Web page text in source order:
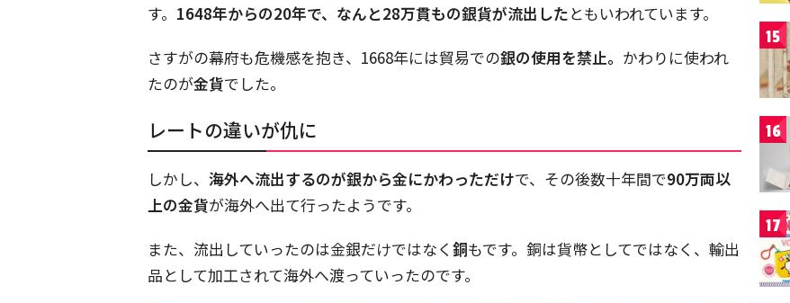
す。 1648年からの20年で、なんと28万貫もの銀貨が流出したともいわれています。
さすがの幕府も危機感を抱き、1668年には貿易での銀の使用を禁止。 かわりに使われ
たのが金貨でした。
レートの違いが仇に
しかし、 海外へ流出するのが銀から金にかわっただけで、その後数十年間で90万両以
上の金貨が海外へ出て行ったようです。
また、流出していったのは金銀だけではなく 銅もです。銅は貨幣としてではなく、輸出
品として加工されて海外へ渡っていったのです。
15
16
17